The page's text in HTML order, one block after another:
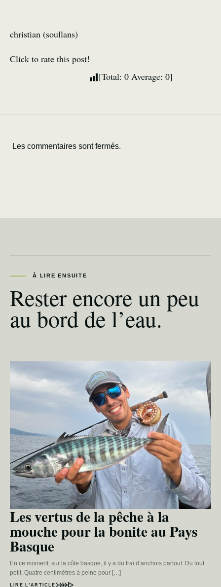
christian (soullans)
Click to rate this post!
[Total: 0 Average: 0]
Les commentaires sont fermés.
À LIRE ENSUITE
Rester encore un peu
au bord de l’eau.
Les vertus de la pêche à la
mouche pour la bonite au Pays
Basque
En ce moment, sur la côte basque, il y a du frai d’anchois partout. Du tout
petit. Quatre centimètres à peine pour […]
LIRE L’ARTICLE